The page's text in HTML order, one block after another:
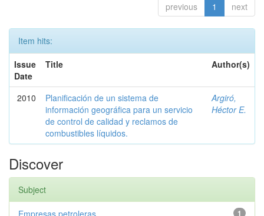
previous 1 next
Item hits:
Issue
Date
Title Author(s)
2010
Planificación de un sistema de
información geográfica para un servicio
de control de calidad y reclamos de
combustibles líquidos.
Argiró,
Héctor E.
Discover
Subject
1
Empresas petroleras